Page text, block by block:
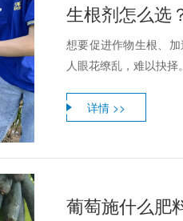
生根剂怎么选
想要促进作物生根、
人眼花缭乱，难以抉择
详情 >>
葡萄施什么肥